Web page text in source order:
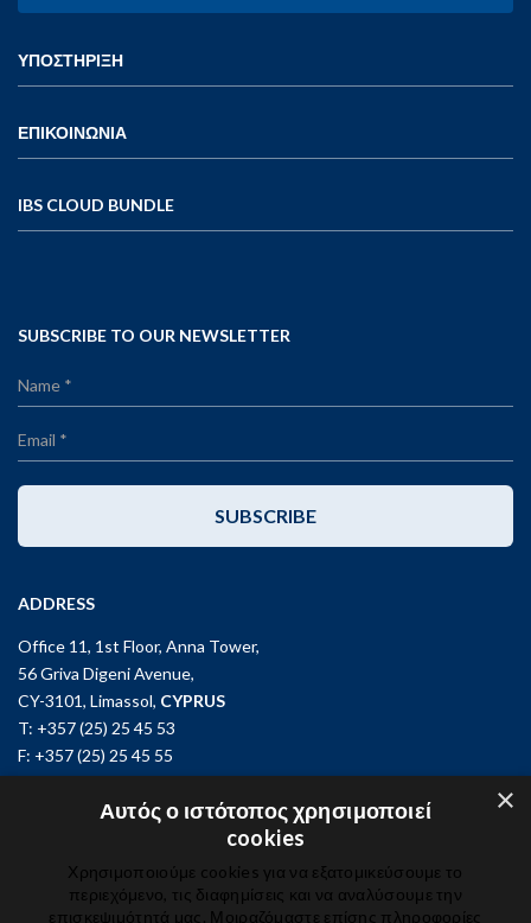
ΥΠΟΣΤΗΡΙΞΗ
ΕΠΙΚΟΙΝΩΝΙΑ
IBS CLOUD BUNDLE
SUBSCRIBE TO OUR NEWSLETTER
SUBSCRIBE
ADDRESS
Office 11, 1st Floor, Anna Tower,
56 Griva Digeni Avenue,
CY-3101, Limassol, CYPRUS
T: +357 (25) 25 45 53
F: +357 (25) 25 45 55
Office 3, Kifisias and Fokidos 3,
×
Αυτός ο ιστότοπος χρησιμοποιεί
cookies
Χρησιμοποιούμε cookies για να εξατομικεύσουμε το
περιεχόμενο, τις διαφημίσεις και να αναλύσουμε την
επισκεψιμότητά μας. Μοιραζόμαστε επίσης πληροφορίες